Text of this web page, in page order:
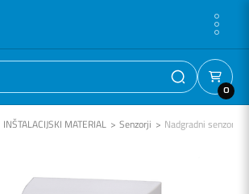
0
INŠTALACIJSKI MATERIAL Senzorji Nadgradni senzorji